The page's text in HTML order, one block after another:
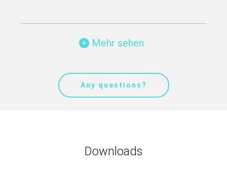
Mehr sehen
Any questions?
Downloads